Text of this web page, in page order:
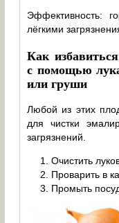
Эффективность:
лёгкими
Как
с помощью
или груши
Любой из этих
для чистки
загрязнений.
Очистить
Проварить в
Промыть